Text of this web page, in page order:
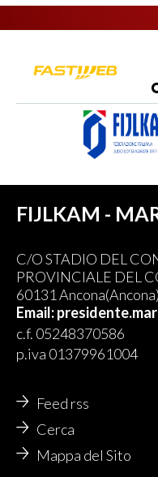
FIJLKAM -
C/O STADIO DEL
PROVINCIALE DEL
60131 Ancona(Ancona)
Email:
c.f. 05248370586
p.iva 01379961004
Feed rss
Cerca
Mappa del Sito